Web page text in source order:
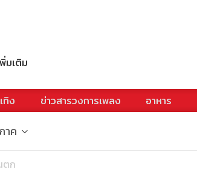
มเติม
ทิง ข่าวสารวงการเพลง อาหาร
าค
ตก